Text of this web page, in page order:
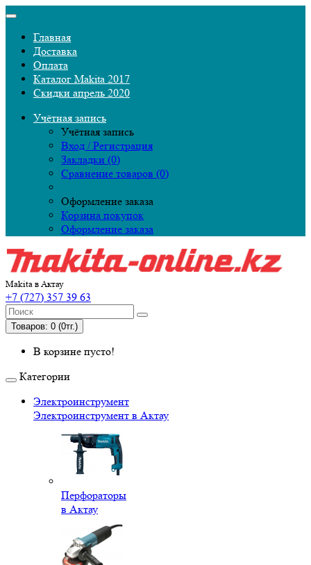
Главная
Доставка
Оплата
Каталог Makita 2017
Скидки апрель 2020
Учётная запись
Учётная запись
Вход / Регистрация
Закладки (0)
Сравнение товаров (0)
Оформление заказа
Корзина покупок
Оформление заказа
Makita в Актау
+7 (727) 357 39 63
Товаров: 0 (0тг.)
В корзине пусто!
Категории
Электроинструмент
Электроинструмент в Актау
Перфораторы
в Актау